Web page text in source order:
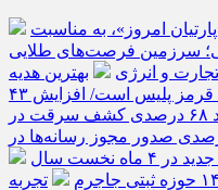
امروز»، به مناسبت
سرزمین فرصت‌های طلایی
و انرژی
بهترین هدیه
امنیت مردم خط قرمز پلیس است/ افزایش ۴۳
درصدی کشفیات مواد مخدر و رشد ۶۸ درصدی کشف سرقت در
۲۱ درصدی صدور مجوز رسانه‌ها در
تجربه